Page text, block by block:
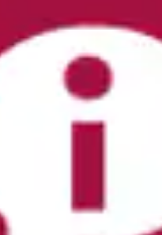
Textilien und
Note
Vorteile bieten
Sets?
Pluspunkt bei
Design, durch
erscheint. Abgesehen
einen weiteren Vorteil:
der
und ein Stückchen
Tragen kommt dieser
aufgrund
Einzelteilen in Weiß
und Stilelemente